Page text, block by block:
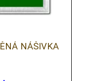
NÁŠIVKA